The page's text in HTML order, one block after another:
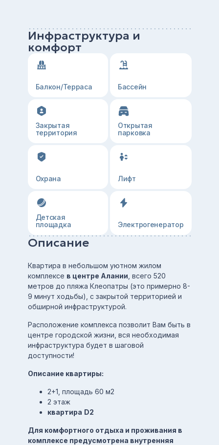
Инфраструктура и
комфорт
Балкон/Терраса Бассейн
Закрытая
территория
Открытая
парковка
Охрана Лифт
Детская
площадка
Электрогенератор
Описание
Квартира в небольшом уютном жилом
комплексе в центре Алании , всего 520
метров до пляжа Клеопатры (это примерно 8-
9 минут ходьбы), с закрытой территорией и
обширной инфраструктурой.
Расположение комплекса позволит Вам быть в
центре городской жизни, вся необходимая
инфраструктура будет в шаговой
доступности!
Описание квартиры:
2+1, площадь 60 м2
2 этаж
квартира D2
Для комфортного отдыха и проживания в
комплексе предусмотрена внутренняя